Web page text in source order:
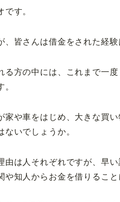
です。
、皆さんは借金をされた経験
る方の中には、これまで一
家や車をはじめ、大きな買
いでしょうか。
由は人それぞれですが、早
や知人からお金を借りること